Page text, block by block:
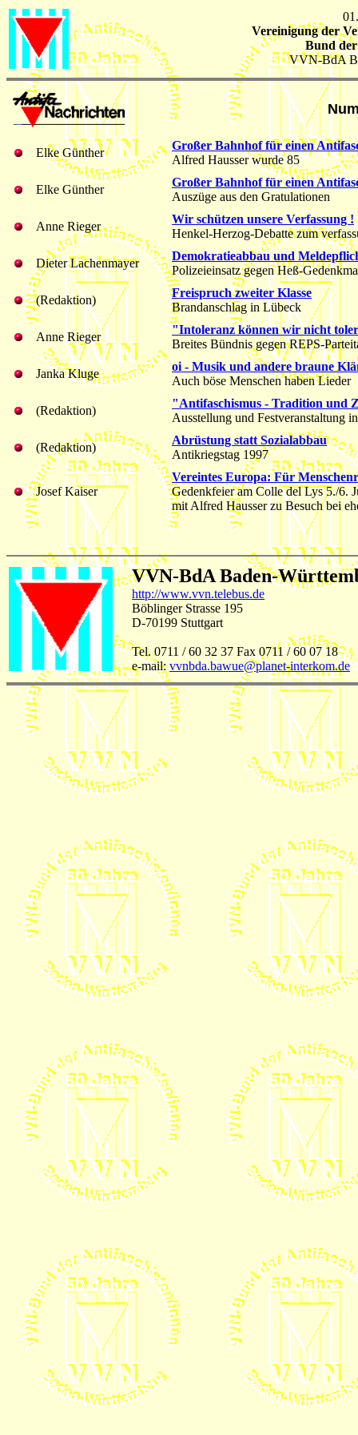
Vereinigung der
Bund
VVN-BdA
Elke Günther
Großer Bahnhof für einen
Alfred Hausser wurde 85
Elke Günther
Großer Bahnhof für einen
Auszüge aus den Gratulationen
Anne Rieger
Wir schützen unsere Verfassung !
Henkel-Herzog-Debatte zum
Dieter Lachenmayer
Demokratieabbau und
Polizeieinsatz gegen Heß-
(Redaktion)
Freispruch zweiter Klasse
Brandanschlag in Lübeck
Anne Rieger
"Intoleranz können wir nicht
Breites Bündnis gegen REPS-
Janka Kluge
oi - Musik und andere braune
Auch böse Menschen haben Lieder
(Redaktion)
"Antifaschismus - Tradition und
Ausstellung und Festveranstaltung
(Redaktion)
Abrüstung statt Sozialabbau
Antikriegstag 1997
Josef Kaiser
Vereintes Europa: Für
Gedenkfeier am Colle del Lys 5./6.
mit Alfred Hausser zu Besuch bei
VVN-BdA Baden-
http://www.vvn.telebus.de
Böblinger Strasse 195
D-70199 Stuttgart
Tel. 0711 / 60 32 37 Fax 0711 / 60 07 18
e-mail: vvnbda.bawue@planet-interkom.de